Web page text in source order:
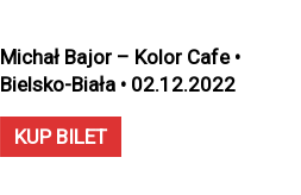
Michał Bajor – Kolor Cafe •
Bielsko-Biała • 02.12.2022
KUP BILET